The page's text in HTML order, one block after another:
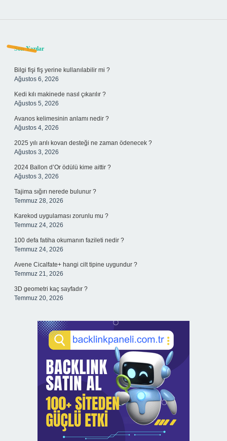
Sidebar
Son Yazılar
Bilgi fişi fiş yerine kullanılabilir mi ?
Ağustos 6, 2026
Kedi kılı makinede nasıl çıkarılır ?
Ağustos 5, 2026
Avanos kelimesinin anlamı nedir ?
Ağustos 4, 2026
2025 yılı arılı kovan desteği ne zaman ödenecek ?
Ağustos 3, 2026
2024 Ballon d’Or ödülü kime aittir ?
Ağustos 3, 2026
Tajima sığırı nerede bulunur ?
Temmuz 28, 2026
Karekod uygulaması zorunlu mu ?
Temmuz 24, 2026
100 defa fatiha okumanın fazileti nedir ?
Temmuz 24, 2026
Avene Cicalfate+ hangi cilt tipine uygundur ?
Temmuz 21, 2026
3D geometri kaç sayfadır ?
Temmuz 20, 2026